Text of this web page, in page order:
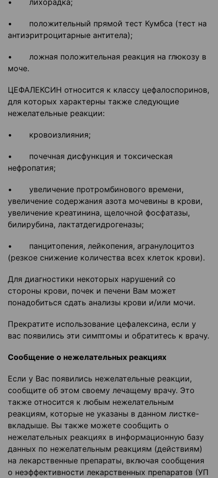
• лихорадка;
• положительный прямой тест Кумбса (тест на
антиэритроцитарные антитела);
• ложная положительная реакция на глюкозу в
моче.
ЦЕФАЛЕКСИН относится к классу цефалоспоринов,
для которых характерны также следующие
нежелательные реакции:
• кровоизлияния;
• почечная дисфункция и токсическая
нефропатия;
• увеличение протромбинового времени,
увеличение содержания азота мочевины в крови,
увеличение креатинина, щелочной фосфатазы,
билирубина, лактатдегидрогеназы;
• панцитопения, лейкопения, агранулоцитоз
(резкое снижение количества всех клеток крови).
Для диагностики некоторых нарушений со
стороны крови, почек и печени Вам может
понадобиться сдать анализы крови и/или мочи.
Прекратите использование цефалексина, если у
вас появились эти симптомы и обратитесь к врачу.
Сообщение о нежелательных реакциях
Если у Вас появились нежелательные реакции,
сообщите об этом своему лечащему врачу. Это
также относится к любым нежелательным
реакциям, которые не указаны в данном листке-
вкладыше. Вы также можете сообщить о
нежелательных реакциях в информационную базу
данных по нежелательным реакциям (действиям)
на лекарственные препараты, включая сообщения
о неэффективности лекарственных препаратов (УП